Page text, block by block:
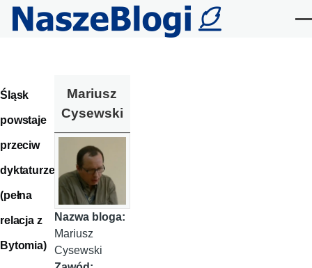
Przejdź do treści
Śląsk
powstaje
przeciw
dyktaturze!
(pełna
relacja z
Bytomia)
Mariusz
Cysewski
Nazwa bloga:
Mariusz
Cysewski